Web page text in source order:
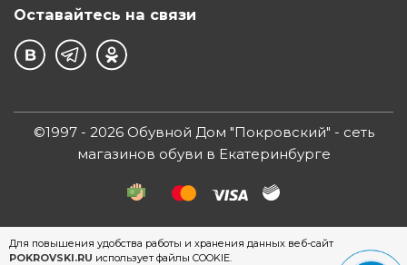
Для повышения удобства работы и хранения данных веб-сайт
POKROVSKI.RU использует файлы COOKIE.
Оставайтесь на связи
©1997 - 2026 Обувной Дом "Покровский" - сеть
магазинов обуви в Екатеринбурге